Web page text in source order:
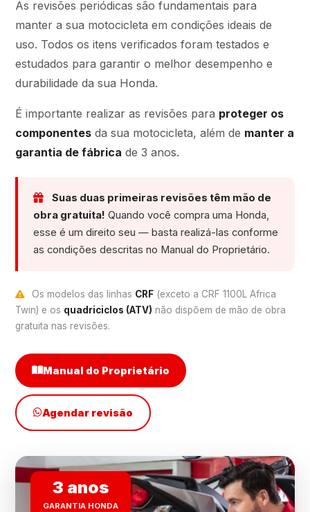
As revisões periódicas são fundamentais para
manter a sua motocicleta em condições ideais de
uso. Todos os itens verificados foram testados e
estudados para garantir o melhor desempenho e
durabilidade da sua Honda.
É importante realizar as revisões para proteger os
componentes da sua motocicleta, além de manter a
garantia de fábrica de 3 anos.
Suas duas primeiras revisões têm mão de
obra gratuita! Quando você compra uma Honda,
esse é um direito seu — basta realizá-las conforme
as condições descritas no Manual do Proprietário.
Os modelos das linhas CRF (exceto a CRF 1100L Africa
Twin) e os quadriciclos (ATV) não dispõem de mão de obra
gratuita nas revisões.
Manual do Proprietário
Agendar revisão
3 anos
GARANTIA HONDA